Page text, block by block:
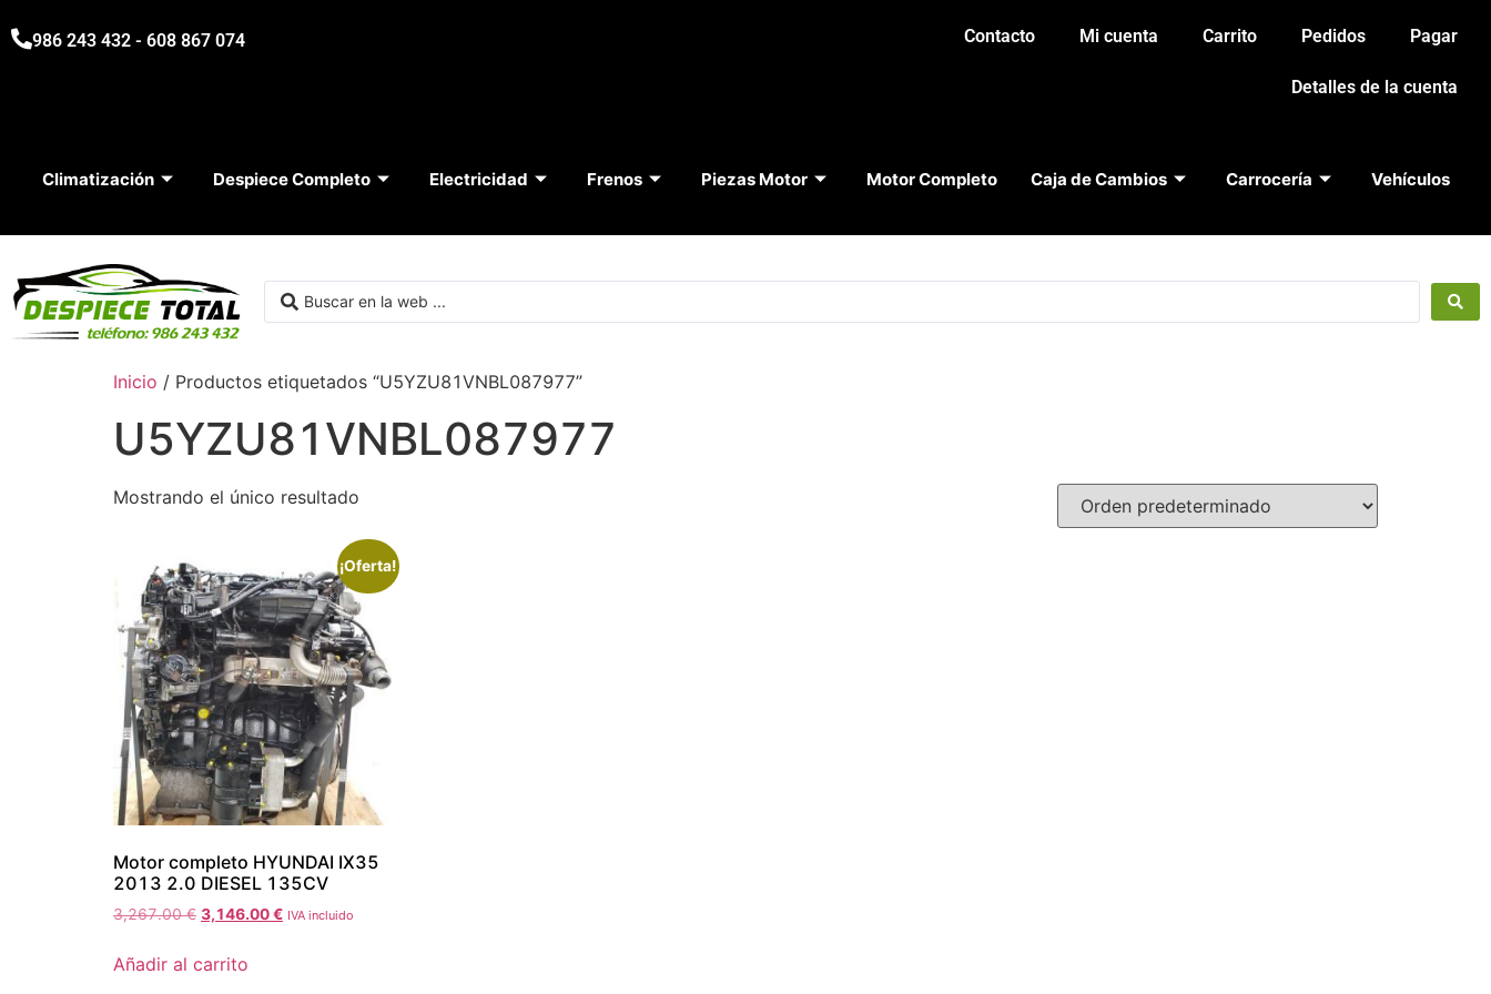
986 243 432 - 608 867 074 Contacto Mi cuenta Carrito Pedidos Pagar
Detalles de la cuenta
Climatización Despiece Completo Electricidad Frenos Piezas Motor Motor Completo Caja de Cambios Carrocería Vehículos
Inicio / Productos etiquetados “U5YZU81VNBL087977”
U5YZU81VNBL087977
Mostrando el único resultado
¡Oferta!
Motor completo HYUNDAI IX35
2013 2.0 DIESEL 135CV
3,267.00€ 3,146.00€ IVA incluido
Añadir al carrito